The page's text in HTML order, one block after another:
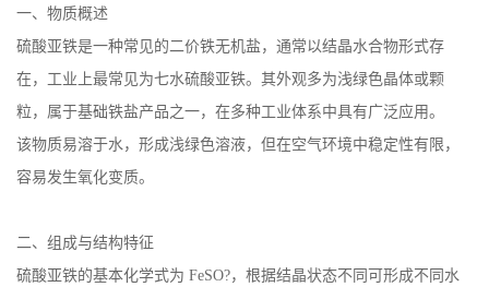
一、物质概述
硫酸亚铁是一种常见的二价铁无机盐，通常以结晶水合物形式存
在，工业上最常见为七水硫酸亚铁。其外观多为浅绿色晶体或颗
粒，属于基础铁盐产品之一，在多种工业体系中具有广泛应用。
该物质易溶于水，形成浅绿色溶液，但在空气环境中稳定性有限，
容易发生氧化变质。
二、组成与结构特征
硫酸亚铁的基本化学式为 FeSO?，根据结晶状态不同可形成不同水